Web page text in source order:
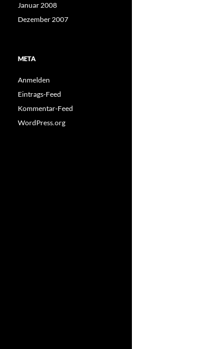
Januar 2008
Dezember 2007
META
Anmelden
Eintrags-Feed
Kommentar-Feed
WordPress.org